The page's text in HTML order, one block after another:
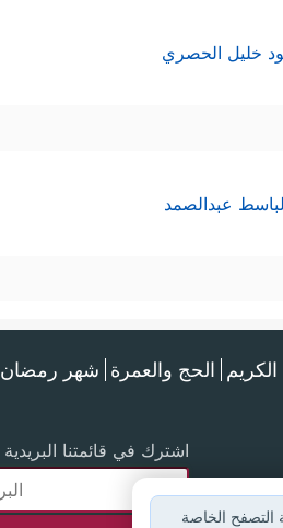
خليل الحصري
عبدالصمد
الكريم الحج والعمرة شهر رمضان
اشترك في قائمتنا البريدية
التصفح الخاصة